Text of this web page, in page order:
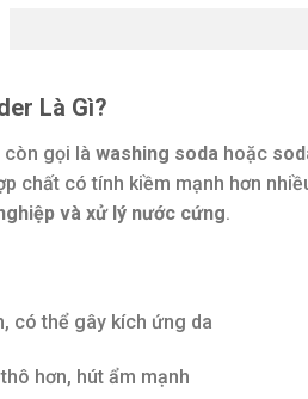
Là Gì?
còn gọi là washing soda hoặc
chất có tính kiềm mạnh hơn
và xử lý nước cứng.
có thể gây kích ứng da
hơn, hút ẩm mạnh